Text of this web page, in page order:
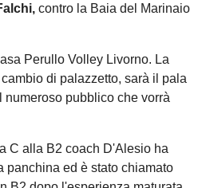
contro la Baia del Marinaio
Perullo Volley Livorno. La
di palazzetto, sarà il pala
numeroso pubblico che vorrà
C alla B2 coach D'Alesio ha
panchina ed è stato chiamato